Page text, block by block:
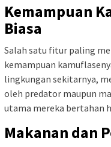
Kemampuan
Biasa
Salah satu fitur paling
kemampuan
lingkungan sekitarnya,
oleh predator maupun
utama mereka bertahan
Makanan dan